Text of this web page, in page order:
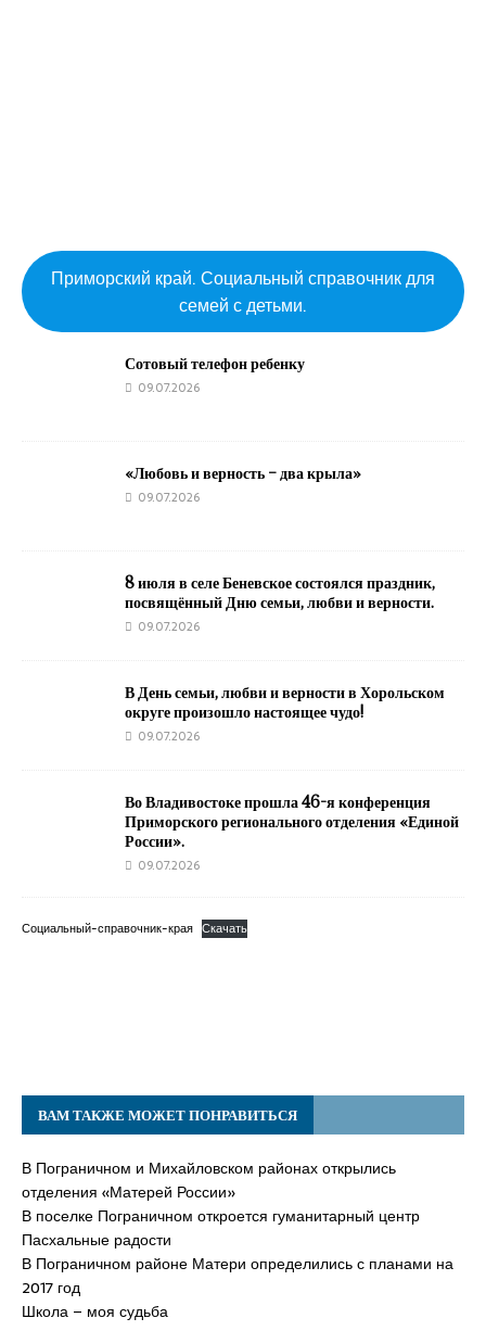
Приморский край. Социальный справочник для
семей с детьми.
Сотовый телефон ребенку
09.07.2026
«Любовь и верность – два крыла»
09.07.2026
8 июля в селе Беневское состоялся праздник,
посвящённый Дню семьи, любви и верности.
09.07.2026
В День семьи, любви и верности в Хорольском
округе произошло настоящее чудо!
09.07.2026
Во Владивостоке прошла 46-я конференция
Приморского регионального отделения «Единой
России».
09.07.2026
Социальный-справочник-края Скачать
ВАМ ТАКЖЕ МОЖЕТ ПОНРАВИТЬСЯ
В Пограничном и Михайловском районах открылись
отделения «Матерей России»
В поселке Пограничном откроется гуманитарный центр
Пасхальные радости
В Пограничном районе Матери определились с планами на
2017 год
Школа – моя судьба